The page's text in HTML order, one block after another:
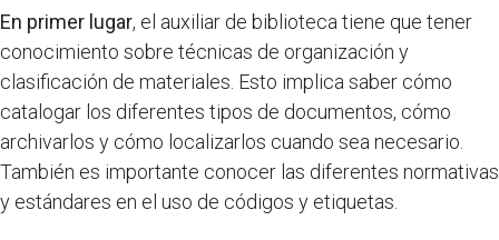
En primer lugar, el auxiliar de biblioteca tiene que tener
conocimiento sobre técnicas de organización y
clasificación de materiales. Esto implica saber cómo
catalogar los diferentes tipos de documentos, cómo
archivarlos y cómo localizarlos cuando sea necesario.
También es importante conocer las diferentes normativas
y estándares en el uso de códigos y etiquetas.